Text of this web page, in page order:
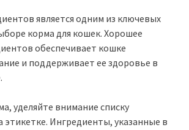
является одним из ключевых
корма для кошек. Хорошее
обеспечивает кошке
и поддерживает ее здоровье в
уделяйте внимание списку
этикетке. Ингредиенты, указанные в